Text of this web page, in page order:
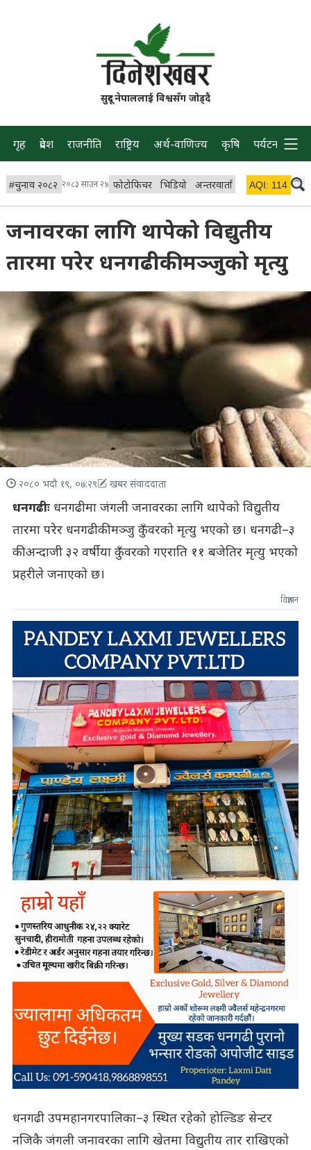
सुदूर नेपाललाई विश्वसँग जोड्दै
गृह प्रदेश राजनीति राष्ट्रिय अर्थ-वाणिज्य कृषि पर्यटन प्रवास
#चुनाव २०८२ २०८३ साउन २४ फोटोफिचर भिडियो अन्तरवार्ता विचार/ब्लग
AQI: 114
जनावरका लागि थापेको विद्युतीय
तारमा परेर धनगढीकी मञ्जुको मृत्यु
२०८० भदौ १९, ०७:२९ खबर संवाददाता
धनगढीः धनगढीमा जंगली जनावरका लागि थापेको विद्युतीय
तारमा परेर धनगढीकी मञ्जु कुँवरको मृत्यु भएको छ। धनगढी–३
की अन्दाजी ३२ वर्षीया कुँवरको गएराति ११ बजेतिर मृत्यु भएको
प्रहरीले जनाएको छ।
विज्ञापन
धनगढी उपमहानगरपालिका–३ स्थित रहेको होल्डिङ सेन्टर
नजिकै जंगली जनावरका लागि खेतमा विद्युतीय तार राखिएको